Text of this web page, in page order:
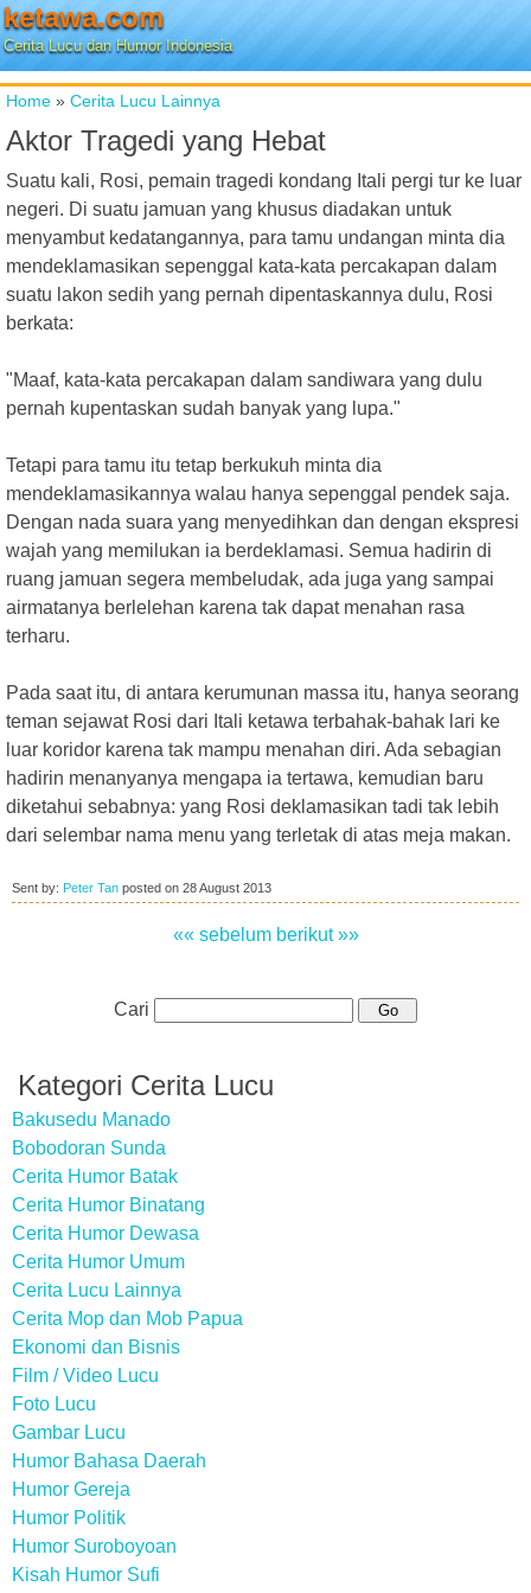
ketawa.com
Cerita Lucu dan Humor Indonesia
Home » Cerita Lucu Lainnya
Aktor Tragedi yang Hebat
Suatu kali, Rosi, pemain tragedi kondang Itali pergi tur ke luar
negeri. Di suatu jamuan yang khusus diadakan untuk
menyambut kedatangannya, para tamu undangan minta dia
mendeklamasikan sepenggal kata-kata percakapan dalam
suatu lakon sedih yang pernah dipentaskannya dulu, Rosi
berkata:
"Maaf, kata-kata percakapan dalam sandiwara yang dulu
pernah kupentaskan sudah banyak yang lupa."
Tetapi para tamu itu tetap berkukuh minta dia
mendeklamasikannya walau hanya sepenggal pendek saja.
Dengan nada suara yang menyedihkan dan dengan ekspresi
wajah yang memilukan ia berdeklamasi. Semua hadirin di
ruang jamuan segera membeludak, ada juga yang sampai
airmatanya berlelehan karena tak dapat menahan rasa
terharu.
Pada saat itu, di antara kerumunan massa itu, hanya seorang
teman sejawat Rosi dari Itali ketawa terbahak-bahak lari ke
luar koridor karena tak mampu menahan diri. Ada sebagian
hadirin menanyanya mengapa ia tertawa, kemudian baru
diketahui sebabnya: yang Rosi deklamasikan tadi tak lebih
dari selembar nama menu yang terletak di atas meja makan.
Sent by: Peter Tan posted on 28 August 2013
«« sebelum berikut »»
Cari
Kategori Cerita Lucu
Bakusedu Manado
Bobodoran Sunda
Cerita Humor Batak
Cerita Humor Binatang
Cerita Humor Dewasa
Cerita Humor Umum
Cerita Lucu Lainnya
Cerita Mop dan Mob Papua
Ekonomi dan Bisnis
Film / Video Lucu
Foto Lucu
Gambar Lucu
Humor Bahasa Daerah
Humor Gereja
Humor Politik
Humor Suroboyoan
Kisah Humor Sufi